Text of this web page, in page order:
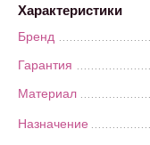
Характеристики
Бренд
Гарантия
Материал
Назначение